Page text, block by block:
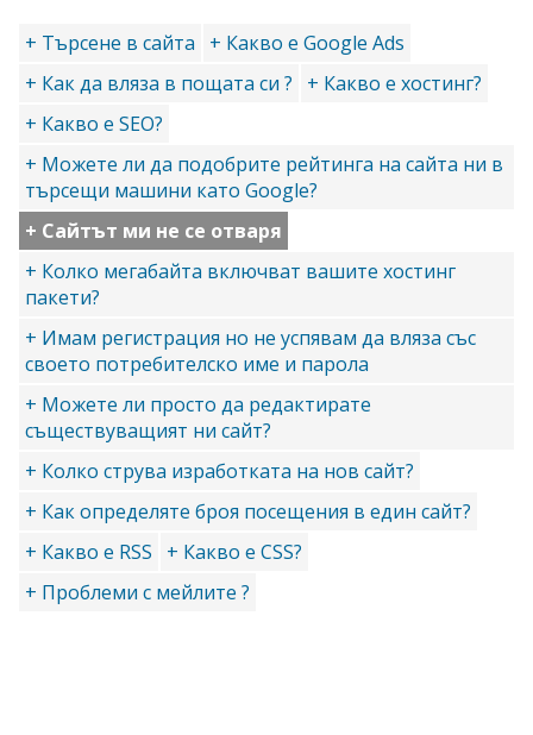
+ Търсене в сайта
+ Какво е Google Ads
+ Как да вляза в пощата си ?
+ Какво е хостинг?
+ Какво е SEO?
+ Можете ли да подобрите рейтинга на сайта ни в
търсещи машини като Google?
+ Сайтът ми не се отваря
+ Колко мегабайта включват вашите хостинг
пакети?
+ Имам регистрация но не успявам да вляза със
своето потребителско име и парола
+ Можете ли просто да редактирате
съществуващият ни сайт?
+ Колко струва изработката на нов сайт?
+ Как определяте броя посещения в един сайт?
+ Какво е RSS
+ Какво е CSS?
+ Проблеми с мейлите ?